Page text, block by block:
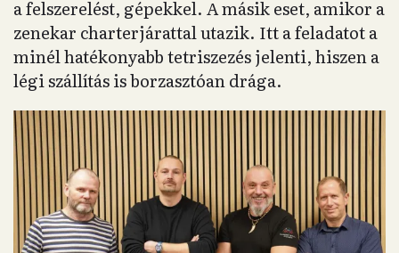
a felszerelést, gépekkel. A másik eset, amikor a
zenekar charterjárattal utazik. Itt a feladatot a
minél hatékonyabb tetriszezés jelenti, hiszen a
légi szállítás is borzasztóan drága.